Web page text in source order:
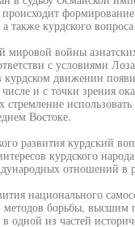
формирование
курдского вопроса
мировой войны
с условиями
движении
и с точки зрения
стремление
Востоке.
развития курдский
курдского
отношений в
национального
борьбы, высшим
одной из частей